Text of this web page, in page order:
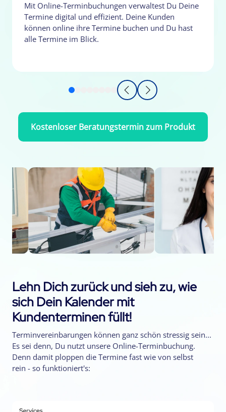
Mit Online-Terminbuchungen verwaltest Du Deine
Termine digital und effizient. Deine Kunden
können online ihre Termine buchen und Du hast
alle Termine im Blick.
Kostenloser Beratungstermin zum Produkt
Lehn Dich zurück und sieh zu, wie
sich Dein Kalender mit
Kundenterminen füllt!
Terminvereinbarungen können ganz schön stressig sein...
Es sei denn, Du nutzt unsere Online-Terminbuchung.
Denn damit ploppen die Termine fast wie von selbst
rein - so funktioniert's: